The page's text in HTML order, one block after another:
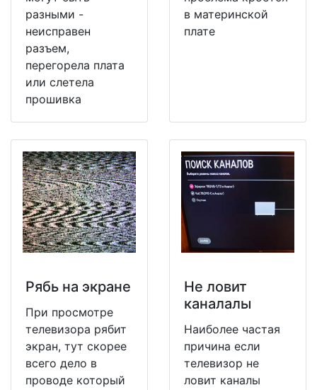
разными -
неисправен
разъем,
перегорела плата
или слетела
прошивка
в материнской
плате
Рябь на экране
При просмотре
телевизора рябит
экран, тут скорее
всего дело в
проводе который
Не ловит
каналалы
Наиболее частая
причина если
телевизор не
ловит каналы